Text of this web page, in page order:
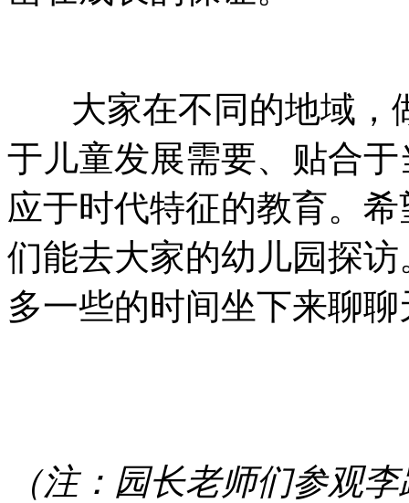
大家在不同的地域，
于儿童发展需要、贴合
应于时代特征的教育。
们能去大家的幼儿园探
多一些的时间坐下来聊聊
（注：园长老师们参观